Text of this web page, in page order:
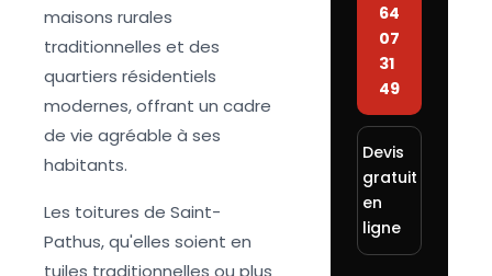
maisons rurales
traditionnelles et des
quartiers résidentiels
modernes, offrant un cadre
de vie agréable à ses
habitants.
Les toitures de Saint-
Pathus, qu'elles soient en
tuiles traditionnelles ou plus
64
07
31
49
Devis
gratuit
en
ligne